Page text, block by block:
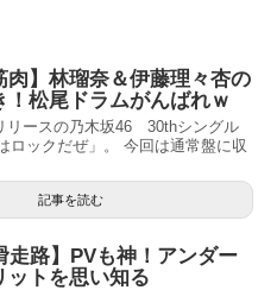
肉】林瑠奈＆伊藤理々杏の
！松尾ドラムがんばれｗ
リースの乃木坂46 30thシングル
ロックだぜ」。 今回は通常盤に収
記事を読む
走路】PVも神！アンダー
ットを思い知る